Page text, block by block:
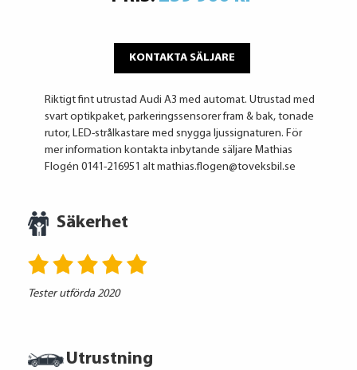
KONTAKTA SÄLJARE
Riktigt fint utrustad Audi A3 med automat. Utrustad med
svart optikpaket, parkeringssensorer fram & bak, tonade
rutor, LED-strålkastare med snygga ljussignaturen. För
mer information kontakta inbytande säljare Mathias
Flogén 0141-216951 alt mathias.flogen@toveksbil.se
Utrustning
Säkerhet
Tester utförda 2020